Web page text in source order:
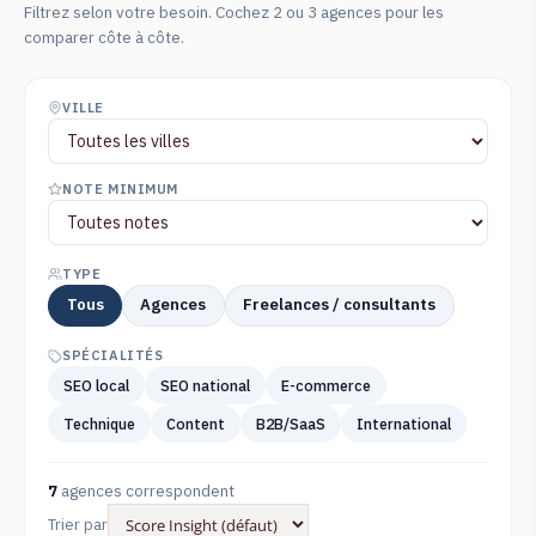
Filtrez selon votre besoin. Cochez 2 ou 3 agences pour les
comparer côte à côte.
VILLE
NOTE MINIMUM
TYPE
Tous Agences Freelances / consultants
SPÉCIALITÉS
SEO local SEO national E-commerce
Technique Content B2B/SaaS International
7 agences correspondent
Trier par